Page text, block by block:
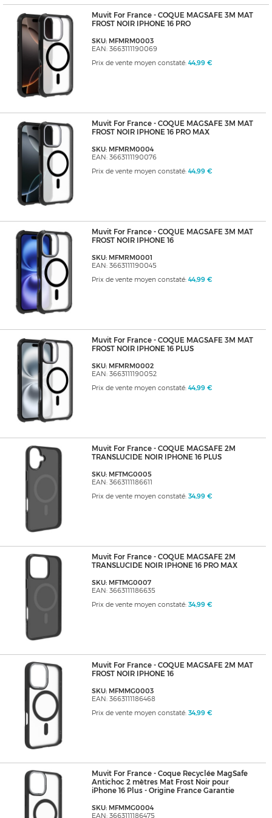
Muvit For France - COQUE MAGSAFE 3M MAT
FROST NOIR IPHONE 16 PRO
SKU: MFMRM0003
EAN: 3663111190069
Prix de vente moyen constaté: 44,99 €
Muvit For France - COQUE MAGSAFE 3M MAT
FROST NOIR IPHONE 16 PRO MAX
SKU: MFMRM0004
EAN: 3663111190076
Prix de vente moyen constaté: 44,99 €
Muvit For France - COQUE MAGSAFE 3M MAT
FROST NOIR IPHONE 16
SKU: MFMRM0001
EAN: 3663111190045
Prix de vente moyen constaté: 44,99 €
Muvit For France - COQUE MAGSAFE 3M MAT
FROST NOIR IPHONE 16 PLUS
SKU: MFMRM0002
EAN: 3663111190052
Prix de vente moyen constaté: 44,99 €
Muvit For France - COQUE MAGSAFE 2M
TRANSLUCIDE NOIR IPHONE 16 PLUS
SKU: MFTMG0005
EAN: 3663111186611
Prix de vente moyen constaté: 34,99 €
Muvit For France - COQUE MAGSAFE 2M
TRANSLUCIDE NOIR IPHONE 16 PRO MAX
SKU: MFTMG0007
EAN: 3663111186635
Prix de vente moyen constaté: 34,99 €
Muvit For France - COQUE MAGSAFE 2M MAT
FROST NOIR IPHONE 16
SKU: MFMMG0003
EAN: 3663111186468
Prix de vente moyen constaté: 34,99 €
Muvit For France - Coque Recyclée MagSafe
Antichoc 2 mètres Mat Frost Noir pour
iPhone 16 Plus - Origine France Garantie
SKU: MFMMG0004
EAN: 3663111186475